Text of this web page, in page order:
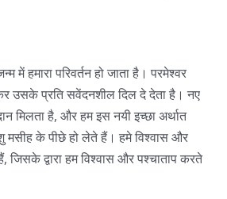
में हमारा परिवर्तन हो जाता है। परमेश्वर
उसके प्रति सवेंदनशील दिल दे देता है। नए
मिलता है, और हम इस नयी इच्छा अर्थात
के पीछे हो लेते हैं। हमे विश्वास और
जिसके द्वारा हम विश्वास और पश्चाताप करते